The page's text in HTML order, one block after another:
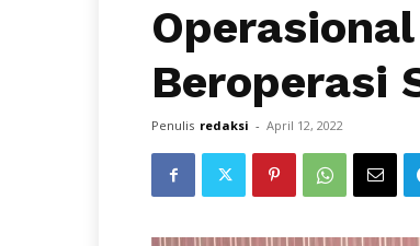
Beroperasi
Penulis redaksi - April 12, 2022